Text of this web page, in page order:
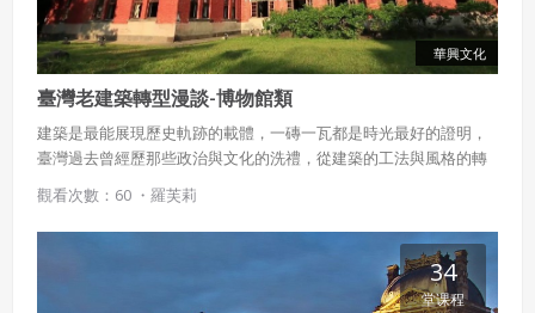
華興文化
臺灣老建築轉型漫談-博物館類
建築是最能展現歷史軌跡的載體，一磚一瓦都是時光最好的證明，
臺灣過去曾經歷那些政治與文化的洗禮，從建築的工法與風格的轉
變便可一探究竟。這些充滿濃厚異國風情的老建築在如今轉型成相
關展覽館，以及該如何巧妙的與在地觀光與文化結合是本課程關注
的重點。
觀看次數：60 ・ 羅芙莉
34
堂课程
者，吉寶系統公司應立即通知會員，必要時本系統得移除爭
議內容。會員應協助相關程序並負擔吉寶系統公司因此所生
支出（包括律師費用）、損害及損失。
會員違反本合約或本系統任一規定者，吉寶系統公司得終止
償或賠償。